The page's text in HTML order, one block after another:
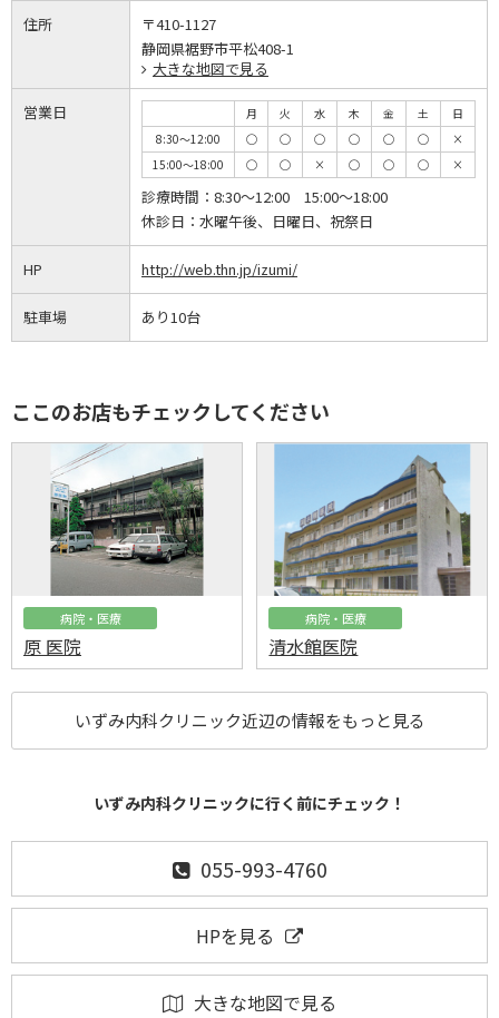
住所
〒410-1127
静岡県裾野市平松408-1
大きな地図で見る
営業日 月 火 水 木 金 土
日
8:30～12:00
◯ ◯ ◯ ◯ ◯ ◯
×
15:00～18:00
◯ ◯ × ◯ ◯ ◯ ×
診療時間： 8:30～12:00 15:00～18:00
休診日： 水曜午後、日曜日、祝祭日
HP http://web.thn.jp/izumi/
駐車場 あり10台
ここのお店もチェックしてください
病院・医療
原 医院
病院・医療
清水館医院
いずみ内科クリニック近辺の情報をもっと見る
いずみ内科クリニックに行く前にチェック！
055-993-4760
HPを見る
大きな地図で見る